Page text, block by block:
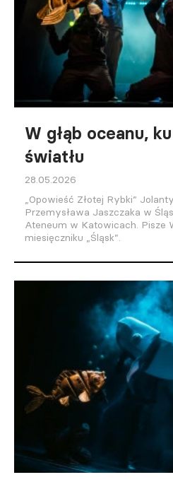
W głąb oceanu,
światłu
28.05.2026
„Opowieść Złotej Rybki”
Przemysława Jaszczaka w
Ateneum w Katowicach. Pisze
miesięczniku „Śląsk”.